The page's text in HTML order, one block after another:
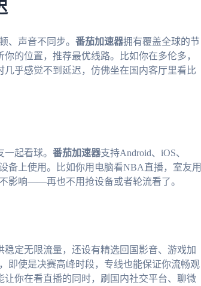
、声音不同步。 番茄加速器拥有覆盖全球的节
的位置，推荐最优线路。比如你在多伦多，
乎感觉不到延迟，仿佛坐在国内客厅里看比
起看球。 番茄加速器支持Android、iOS、
备上使用。比如你用电脑看NBA直播，室友用
影响——再也不用抢设备或者轮流看了。
稳定无限流量，还设有精选回国影音、游戏加
即使是决赛高峰时段，专线也能保证你流畅观
你在看直播的同时，刷国内社交平台、聊微